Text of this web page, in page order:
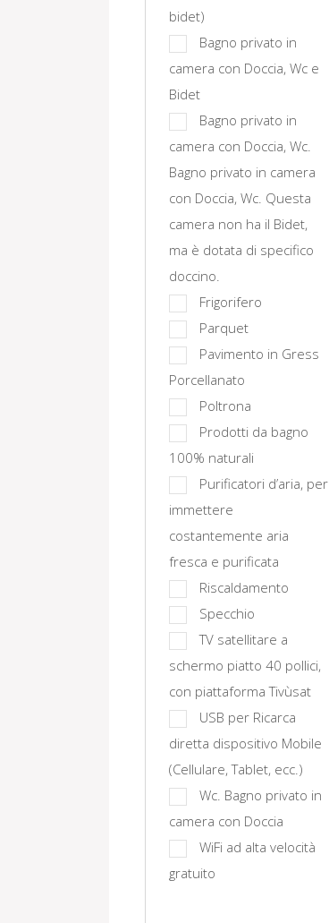
bidet)
Bagno privato in
camera con Doccia, Wc e
Bidet
Bagno privato in
camera con Doccia, Wc.
Bagno privato in camera
con Doccia, Wc. Questa
camera non ha il Bidet,
ma è dotata di specifico
doccino.
Frigorifero
Parquet
Pavimento in Gress
Porcellanato
Poltrona
Prodotti da bagno
100% naturali
Purificatori d’aria, per
immettere
costantemente aria
fresca e purificata
Riscaldamento
Specchio
TV satellitare a
schermo piatto 40 pollici,
con piattaforma Tivùsat
USB per Ricarca
diretta dispositivo Mobile
(Cellulare, Tablet, ecc.)
Wc. Bagno privato in
camera con Doccia
WiFi ad alta velocità
gratuito